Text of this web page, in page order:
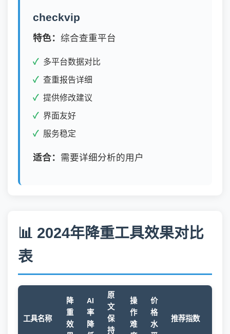
checkvip
特色： 综合查重平台
多平台数据对比
查重报告详细
提供修改建议
界面友好
服务稳定
适合： 需要详细分析的用户
📊 2024年降重工具效果对比
表
工具名称
降
重
效
AI
率
降
原
文
保
持
操
作
难
价
格
水
推荐指数